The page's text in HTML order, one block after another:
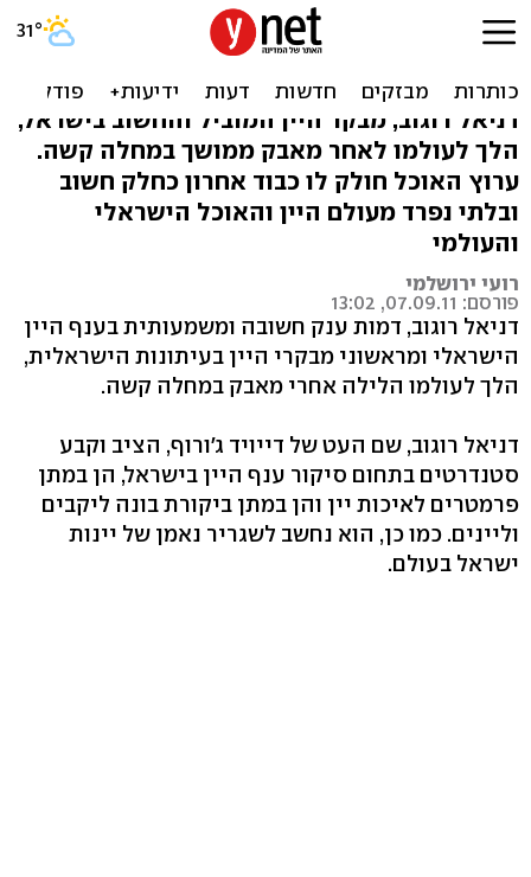
נפטר מבקר המסעדות דניאל
דניאל רוגוב, מבקר היין המוביל והחשוב בישראל,
הלך לעולמו לאחר מאבק ממושך במחלה קשה.
ערוץ האוכל חולק לו כבוד אחרון כחלק חשוב
ובלתי נפרד מעולם היין והאוכל הישראלי
והעולמי
רועי ירושלמי
פורסם: 07.09.11, 13:02
דניאל רוגוב, דמות ענק חשובה ומשמעותית בענף היין
הישראלי ומראשוני מבקרי היין בעיתונות הישראלית,
הלך לעולמו הלילה אחרי מאבק במחלה קשה.
דניאל רוגוב, שם העט של דייויד ג'ורוף, הציב וקבע
סטנדרטים בתחום סיקור ענף היין בישראל, הן במתן
פרמטרים לאיכות יין והן במתן ביקורת בונה ליקבים
וליינים. כמו כן, הוא נחשב לשגריר נאמן של יינות
ישראל בעולם.